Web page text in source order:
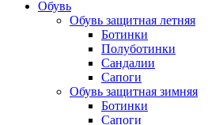
Обувь
Обувь защитная летняя
Ботинки
Полуботинки
Сандалии
Сапоги
Обувь защитная зимняя
Ботинки
Сапоги